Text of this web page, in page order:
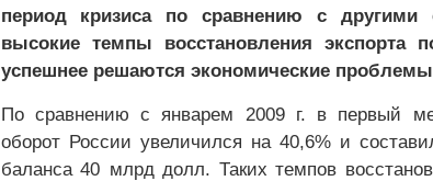
период кризиса по сравнению с другими
высокие темпы восстановления экспорта
успешнее решаются экономические
По сравнению с январем 2009 г. в первый
оборот России увеличился на 40,6% и
баланса 40 млрд долл. Таких темпов